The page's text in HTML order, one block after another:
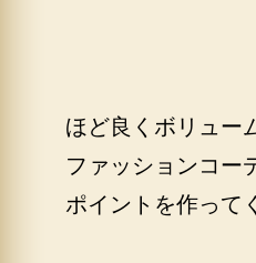
ほど良くボリュー
ファッションコー
ポイントを作って